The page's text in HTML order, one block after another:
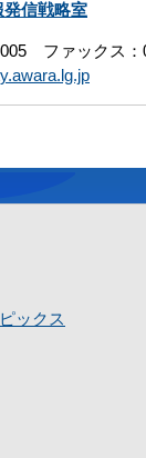
信戦略室
ファックス：
ックス